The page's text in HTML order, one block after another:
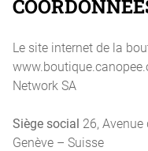
Le site internet de la
Network SA
Siège social 26,
Genève – Suisse